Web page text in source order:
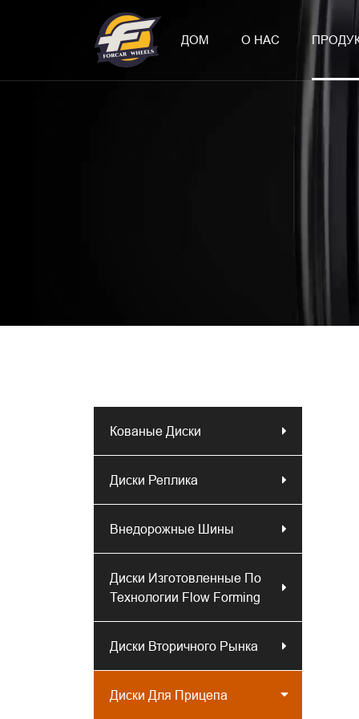
ДОМ О НАС
Кованые Диски
Диски Реплика
Внедорожные Шины
Диски Изготовленные По
Технологии Flow Forming
Диски Вторичного Рынка
Диски Для Прицепа